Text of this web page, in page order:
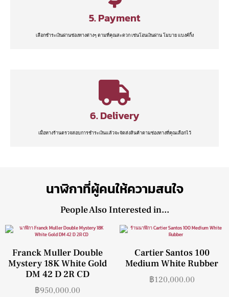
5. Payment
เลือกชำระเงินผ่านช่องทางต่างๆ ตามที่คุณสะดวก เช่นโอนเงินผ่าน โมบาย แบงค์กิ้ง
6. Delivery
เมื่อทางร้านตรวจสอบการชำระเงินแล้วจะจัดส่งสินค้าตามช่องทางที่คุณเลือกไว้
นาฬิกาที่ผู้คนให้ความสนใจ
People Also Interested in...
Franck Muller Double
Mystery 18K White Gold
DM 42 D 2R CD
฿950,000.00
Cartier Santos 100
Medium White Rubber
฿120,000.00